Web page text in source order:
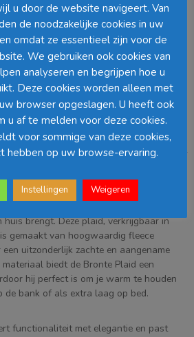
aan winkelwagen
1154079 Categorie:
Bronte
brengt. Deze plaid, verkrijgbaar in
gemaakt van hoogwaardig fleece
uitzonderlijk zachte en aangename
biedt de Bronte Plaid een
hij perfect is om je warm te houden
de bank of als extra laag op bed.
functionaliteit met elegantie en past
u door de website navigeert. Van
de noodzakelijke cookies in uw
omdat ze essentieel zijn voor de
We gebruiken ook cookies van
analyseren en begrijpen hoe u
Deze cookies worden alleen met
browser opgeslagen. U heeft ook
u af te melden voor deze cookies.
voor sommige van deze cookies,
hebben op uw browse-ervaring.
Instellingen Weigeren